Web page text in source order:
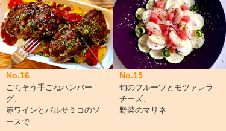
No.16
ごちそう手ごねハンバー
グ、
赤ワインとバルサミコのソ
ースで
No.15
旬のフルーツとモツァレラ
チーズ、
野菜のマリネ